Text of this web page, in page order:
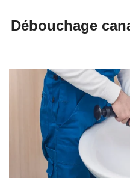
Débouchage